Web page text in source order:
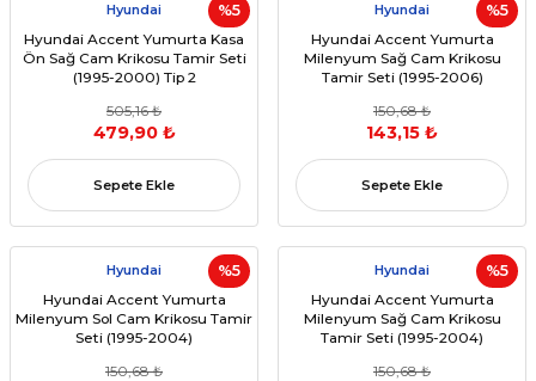
%5
Hyundai
Hyundai Accent Yumurta Kasa
Ön Sağ Cam Krikosu Tamir Seti
(1995-2000) Tip 2
505,16 ₺
479,90 ₺
Sepete Ekle
%5
Hyundai
Hyundai Accent Yumurta
Milenyum Sağ Cam Krikosu
Tamir Seti (1995-2006)
150,68 ₺
143,15 ₺
Sepete Ekle
%5
Hyundai
Hyundai Accent Yumurta
Milenyum Sol Cam Krikosu Tamir
Seti (1995-2004)
150,68 ₺
%5
Hyundai
Hyundai Accent Yumurta
Milenyum Sağ Cam Krikosu
Tamir Seti (1995-2004)
150,68 ₺